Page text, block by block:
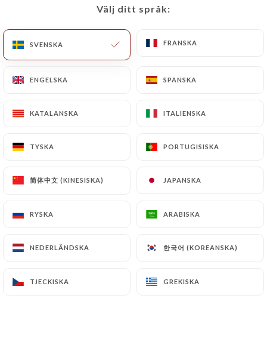
Välj ditt språk:
SVENSKA FRANSKA
ENGELSKA SPANSKA
KATALANSKA ITALIENSKA
TYSKA PORTUGISISKA
简体中文 (KINESISKA) JAPANSKA
RYSKA ARABISKA
NEDERLÄNDSKA 한국어 (KOREANSKA)
TJECKISKA GREKISKA
LES DELICES DU KASSHMIR MONTARNASE A
Välj ditt språk:
SVENSKA FRANSKA
ENGELSKA SPANSKA
KATALANSKA ITALIENSKA
TYSKA PORTUGISISKA
简体中文 (KINESISKA) JAPANSKA
RYSKA ARABISKA
NEDERLÄNDSKA 한국어 (KOREANSKA)
TJECKISKA GREKISKA